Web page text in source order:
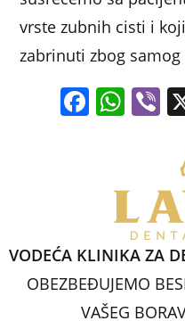
vrste zubnih cisti i
zabrinuti zbog
F
o
o
k
W
A
p
p
VODEĆA KLINIKA ZA
OBEZBEĐUJEMO
VAŠEG